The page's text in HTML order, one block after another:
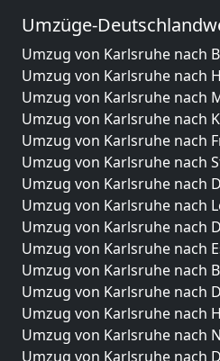
Umzüge-
Umzug von Karlsruhe nach
Umzug von Karlsruhe nach
Umzug von Karlsruhe nach
Umzug von Karlsruhe nach
Umzug von Karlsruhe nach
Umzug von Karlsruhe nach
Umzug von Karlsruhe nach
Umzug von Karlsruhe nach
Umzug von Karlsruhe nach
Umzug von Karlsruhe nach
Umzug von Karlsruhe nach
Umzug von Karlsruhe nach
Umzug von Karlsruhe nach
Umzug von Karlsruhe nach
Umzug von Karlsruhe nach